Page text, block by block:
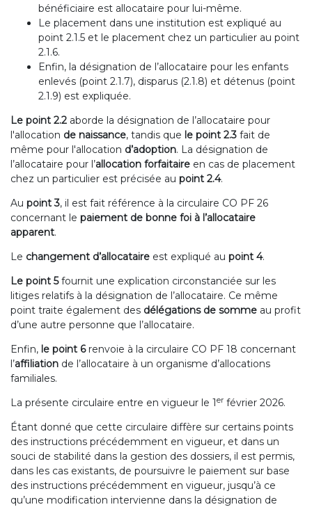
bénéficiaire est allocataire pour lui-même.
Le placement dans une institution est expliqué au
point 2.1.5 et le placement chez un particulier au point
2.1.6.
Enfin, la désignation de l’allocataire pour les enfants
enlevés (point 2.1.7), disparus (2.1.8) et détenus (point
2.1.9) est expliquée.
Le point 2.2 aborde la désignation de l’allocataire pour
l'allocation de naissance, tandis que le point 2.3 fait de
même pour l'allocation d’adoption. La désignation de
l’allocataire pour l’allocation forfaitaire en cas de placement
chez un particulier est précisée au point 2.4.
Au point 3, il est fait référence à la circulaire CO PF 26
concernant le paiement de bonne foi à l’allocataire
apparent.
Le changement d’allocataire est expliqué au point 4.
Le point 5fournit une explication circonstanciée sur les
litiges relatifs à la désignation de l’allocataire. Ce même
point traite également des délégations de somme au profit
d’une autre personne que l’allocataire.
Enfin, le point 6renvoie à la circulaire CO PF 18 concernant
l’affiliation de l’allocataire à un organisme d’allocations
familiales.
La présente circulaire entre en vigueur le 1er février 2026.
Étant donné que cette circulaire diffère sur certains points
des instructions précédemment en vigueur, et dans un
souci de stabilité dans la gestion des dossiers, il est permis,
dans les cas existants, de poursuivre le paiement sur base
des instructions précédemment en vigueur, jusqu’à ce
qu’une modification intervienne dans la désignation de